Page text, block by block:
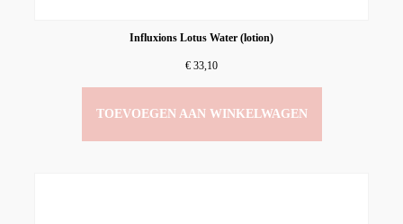
Influxions Lotus Water (lotion)
€ 33,10
TOEVOEGEN AAN WINKELWAGEN